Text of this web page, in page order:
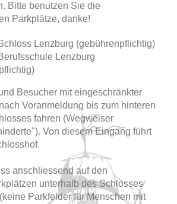
Bitte benutzen Sie die
Parkplätze, danke!
Lenzburg (gebührenpflichtig)
Lenzburg
Besucher mit eingeschränkter
Voranmeldung bis zum hinteren
fahren (Wegweiser
Von diesem Eingang führt
anschliessend auf den
unterhalb des Schlosses
Parkfelder für Menschen mit